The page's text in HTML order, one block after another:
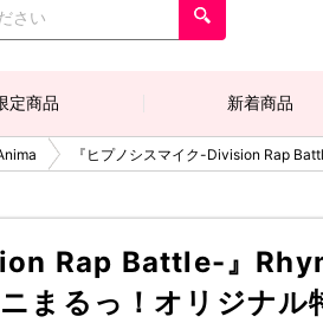
定商品 新着商品
『ヒプノシスマイク-Division Rap
Rap Battle-』
まるっ！オリジナル